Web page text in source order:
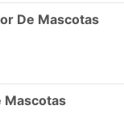
De Mascotas
Mascotas